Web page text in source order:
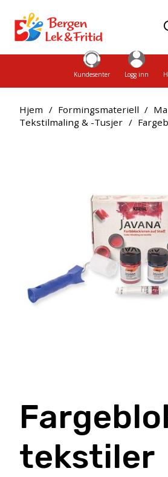
Kundesenter Logg inn
Hjem / Formingsmateriell /
Tekstilmaling & -Tusjer /
tekstiler